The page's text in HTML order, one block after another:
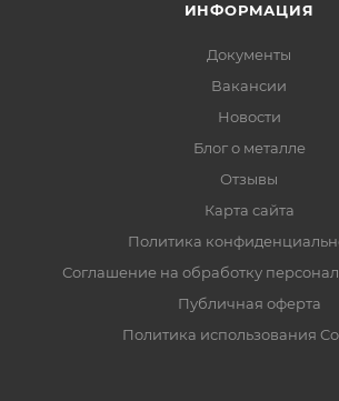
ИНФОРМАЦИЯ
Документы
Вакансии
Новости
Блог о металле
Отзывы
Карта сайта
Политика
Соглашение на обработку
Публичная оферта
Политика использования